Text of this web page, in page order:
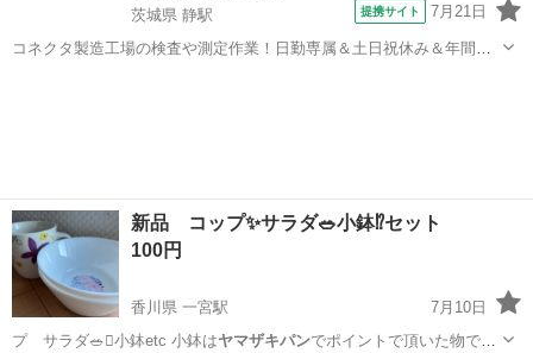
茨城県 静駅
提携サイト 7月21日
コネクタ製造工場の検査や測定作業！日勤専属＆土日祝休み＆年間休
新品 コップ✨サラダ🥗小鉢⁉️セット
100円
香川県 一宮駅
7月10日
プ サラダ🥗🫜小鉢etc 小鉢はヤマザキパンでポイントで頂いた物で